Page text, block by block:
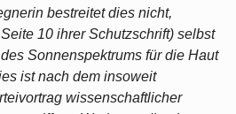
bestreitet dies nicht,
10 ihrer Schutzschrift) selbst
Sonnenspektrums für die Haut
ist nach dem insoweit
wissenschaftlicher